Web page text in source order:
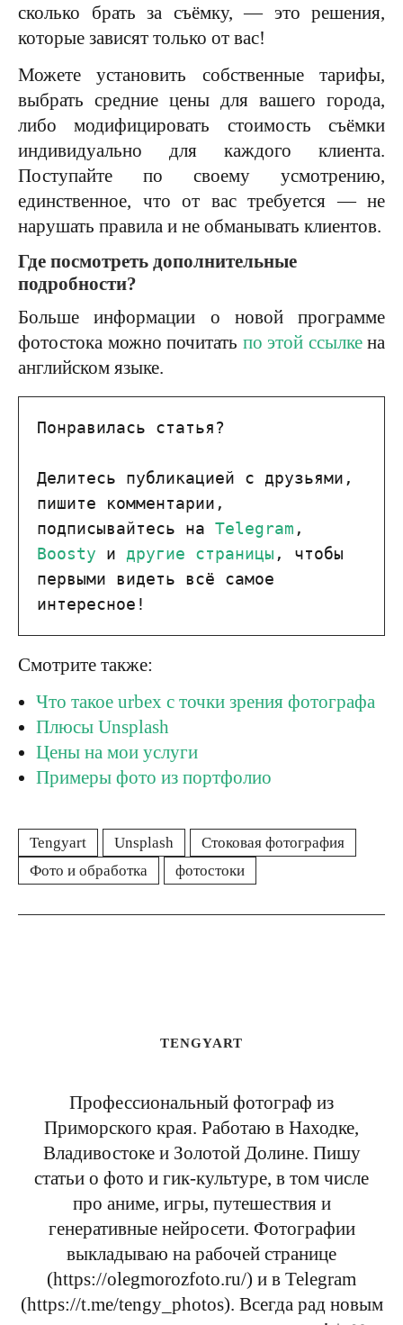
сколько брать за съёмку, — это решения,
которые зависят только от вас!
Можете установить собственные тарифы,
выбрать средние цены для вашего города,
либо модифицировать стоимость съёмки
индивидуально для каждого клиента.
Поступайте по своему усмотрению,
единственное, что от вас требуется — не
нарушать правила и не обманывать клиентов.
Где посмотреть дополнительные
подробности?
Больше информации о новой программе
фотостока можно почитать по этой ссылкена
английском языке.
Понравилась статья?
Делитесь публикацией с друзьями,
пишите комментарии,
подписывайтесь на Telegram
Boosty и другие страницы , чтобы
первыми видеть всё самое
интересное!
Смотрите также:
Что такое urbex с точки зрения фотографа
Плюсы Unsplash
Цены на мои услуги
Примеры фото из портфолио
Tengyart Unsplash
Стоковая фотография
Фото и обработка
фотостоки
TENGYART
Профессиональный фотограф из
Приморского края. Работаю в Находке,
Владивостоке и Золотой Долине. Пишу
статьи о фото и гик-культуре, в том числе
про аниме, игры, путешествия и
генеративные нейросети. Фотографии
выкладываю на рабочей странице
(https://olegmorozfoto.ru/) и в Telegram
(https://t.me/tengy_photos). Всегда рад новым